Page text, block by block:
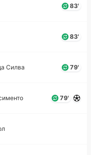
83'
83'
Силва 79'
79'